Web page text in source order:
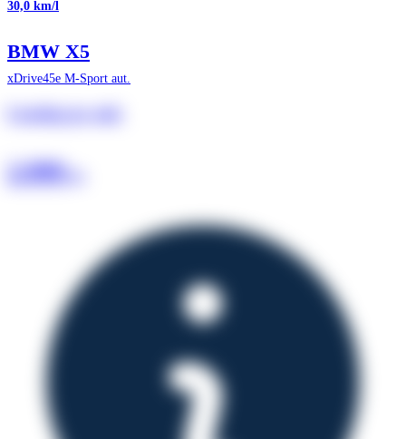
30,0 km/l
BMW X5
xDrive45e M-Sport aut.
2.999